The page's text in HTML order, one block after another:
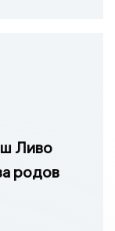
Ливо
родов